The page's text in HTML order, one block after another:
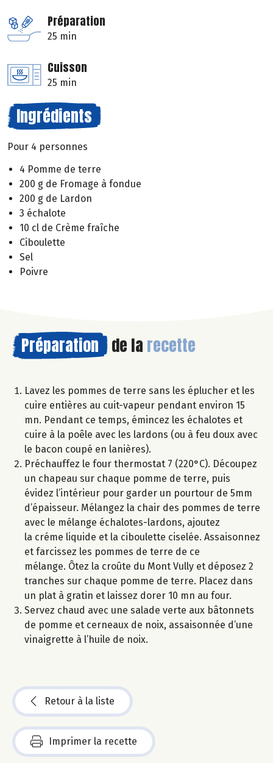
Préparation
25 min
Cuisson
25 min
Ingrédients
Pour 4 personnes
4 Pomme de terre
200 g de Fromage à fondue
200 g de Lardon
3 échalote
10 cl de Crème fraîche
Ciboulette
Sel
Poivre
Préparation de la recette
Lavez les pommes de terre sans les éplucher et les
cuire entières au cuit-vapeur pendant environ 15
mn. Pendant ce temps, émincez les échalotes et
cuire à la poêle avec les lardons (ou à feu doux avec
le bacon coupé en lanières).
Préchauffez le four thermostat 7 (220°C). Découpez
un chapeau sur chaque pomme de terre, puis
évidez l’intérieur pour garder un pourtour de 5mm
d’épaisseur. Mélangez la chair des pommes de terre
avec le mélange échalotes-lardons, ajoutez
la créme liquide et la ciboulette ciselée. Assaisonnez
et farcissez les pommes de terre de ce
mélange. Ôtez la croûte du Mont Vully et déposez 2
tranches sur chaque pomme de terre. Placez dans
un plat à gratin et laissez dorer 10 mn au four.
Servez chaud avec une salade verte aux bâtonnets
de pomme et cerneaux de noix, assaisonnée d’une
vinaigrette à l’huile de noix.
Retour à la liste
Imprimer la recette